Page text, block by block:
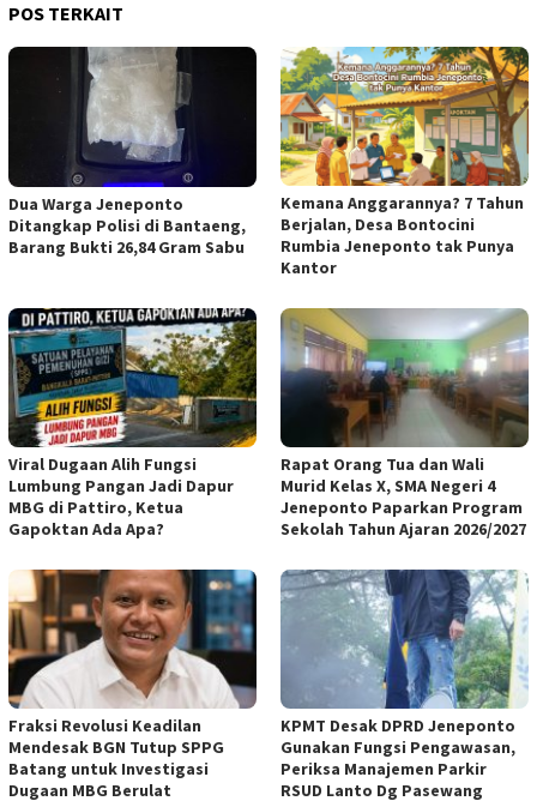
POS TERKAIT
Dua Warga Jeneponto
Ditangkap Polisi di Bantaeng,
Barang Bukti 26,84 Gram Sabu
Kemana Anggarannya? 7 Tahun
Berjalan, Desa Bontocini
Rumbia Jeneponto tak Punya
Kantor
Viral Dugaan Alih Fungsi
Lumbung Pangan Jadi Dapur
MBG di Pattiro, Ketua
Gapoktan Ada Apa?
Rapat Orang Tua dan Wali
Murid Kelas X, SMA Negeri 4
Jeneponto Paparkan Program
Sekolah Tahun Ajaran 2026/2027
Fraksi Revolusi Keadilan
Mendesak BGN Tutup SPPG
Batang untuk Investigasi
Dugaan MBG Berulat
KPMT Desak DPRD Jeneponto
Gunakan Fungsi Pengawasan,
Periksa Manajemen Parkir
RSUD Lanto Dg Pasewang